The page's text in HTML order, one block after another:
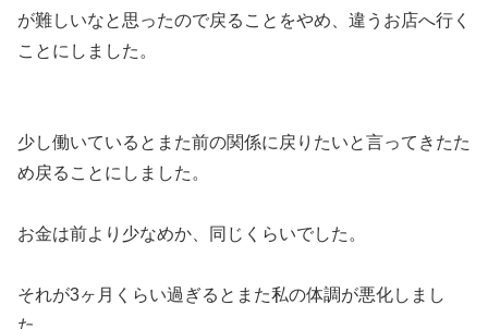
が難しいなと思ったので戻ることをやめ、違うお店へ行く
ことにしました。
少し働いているとまた前の関係に戻りたいと言ってきたた
め戻ることにしました。
お金は前より少なめか、同じくらいでした。
それが3ヶ月くらい過ぎるとまた私の体調が悪化しまし
た。